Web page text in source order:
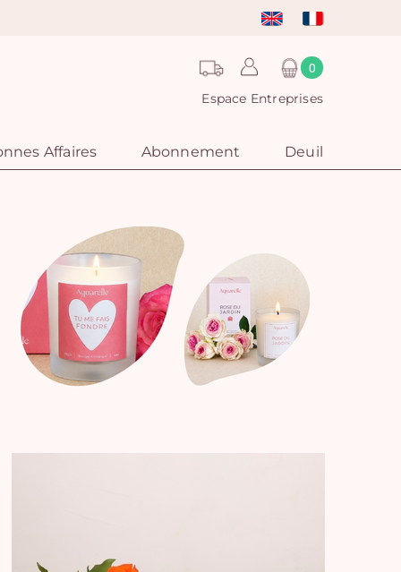
0
Espace Entreprises
Affaires Abonnement Deuil